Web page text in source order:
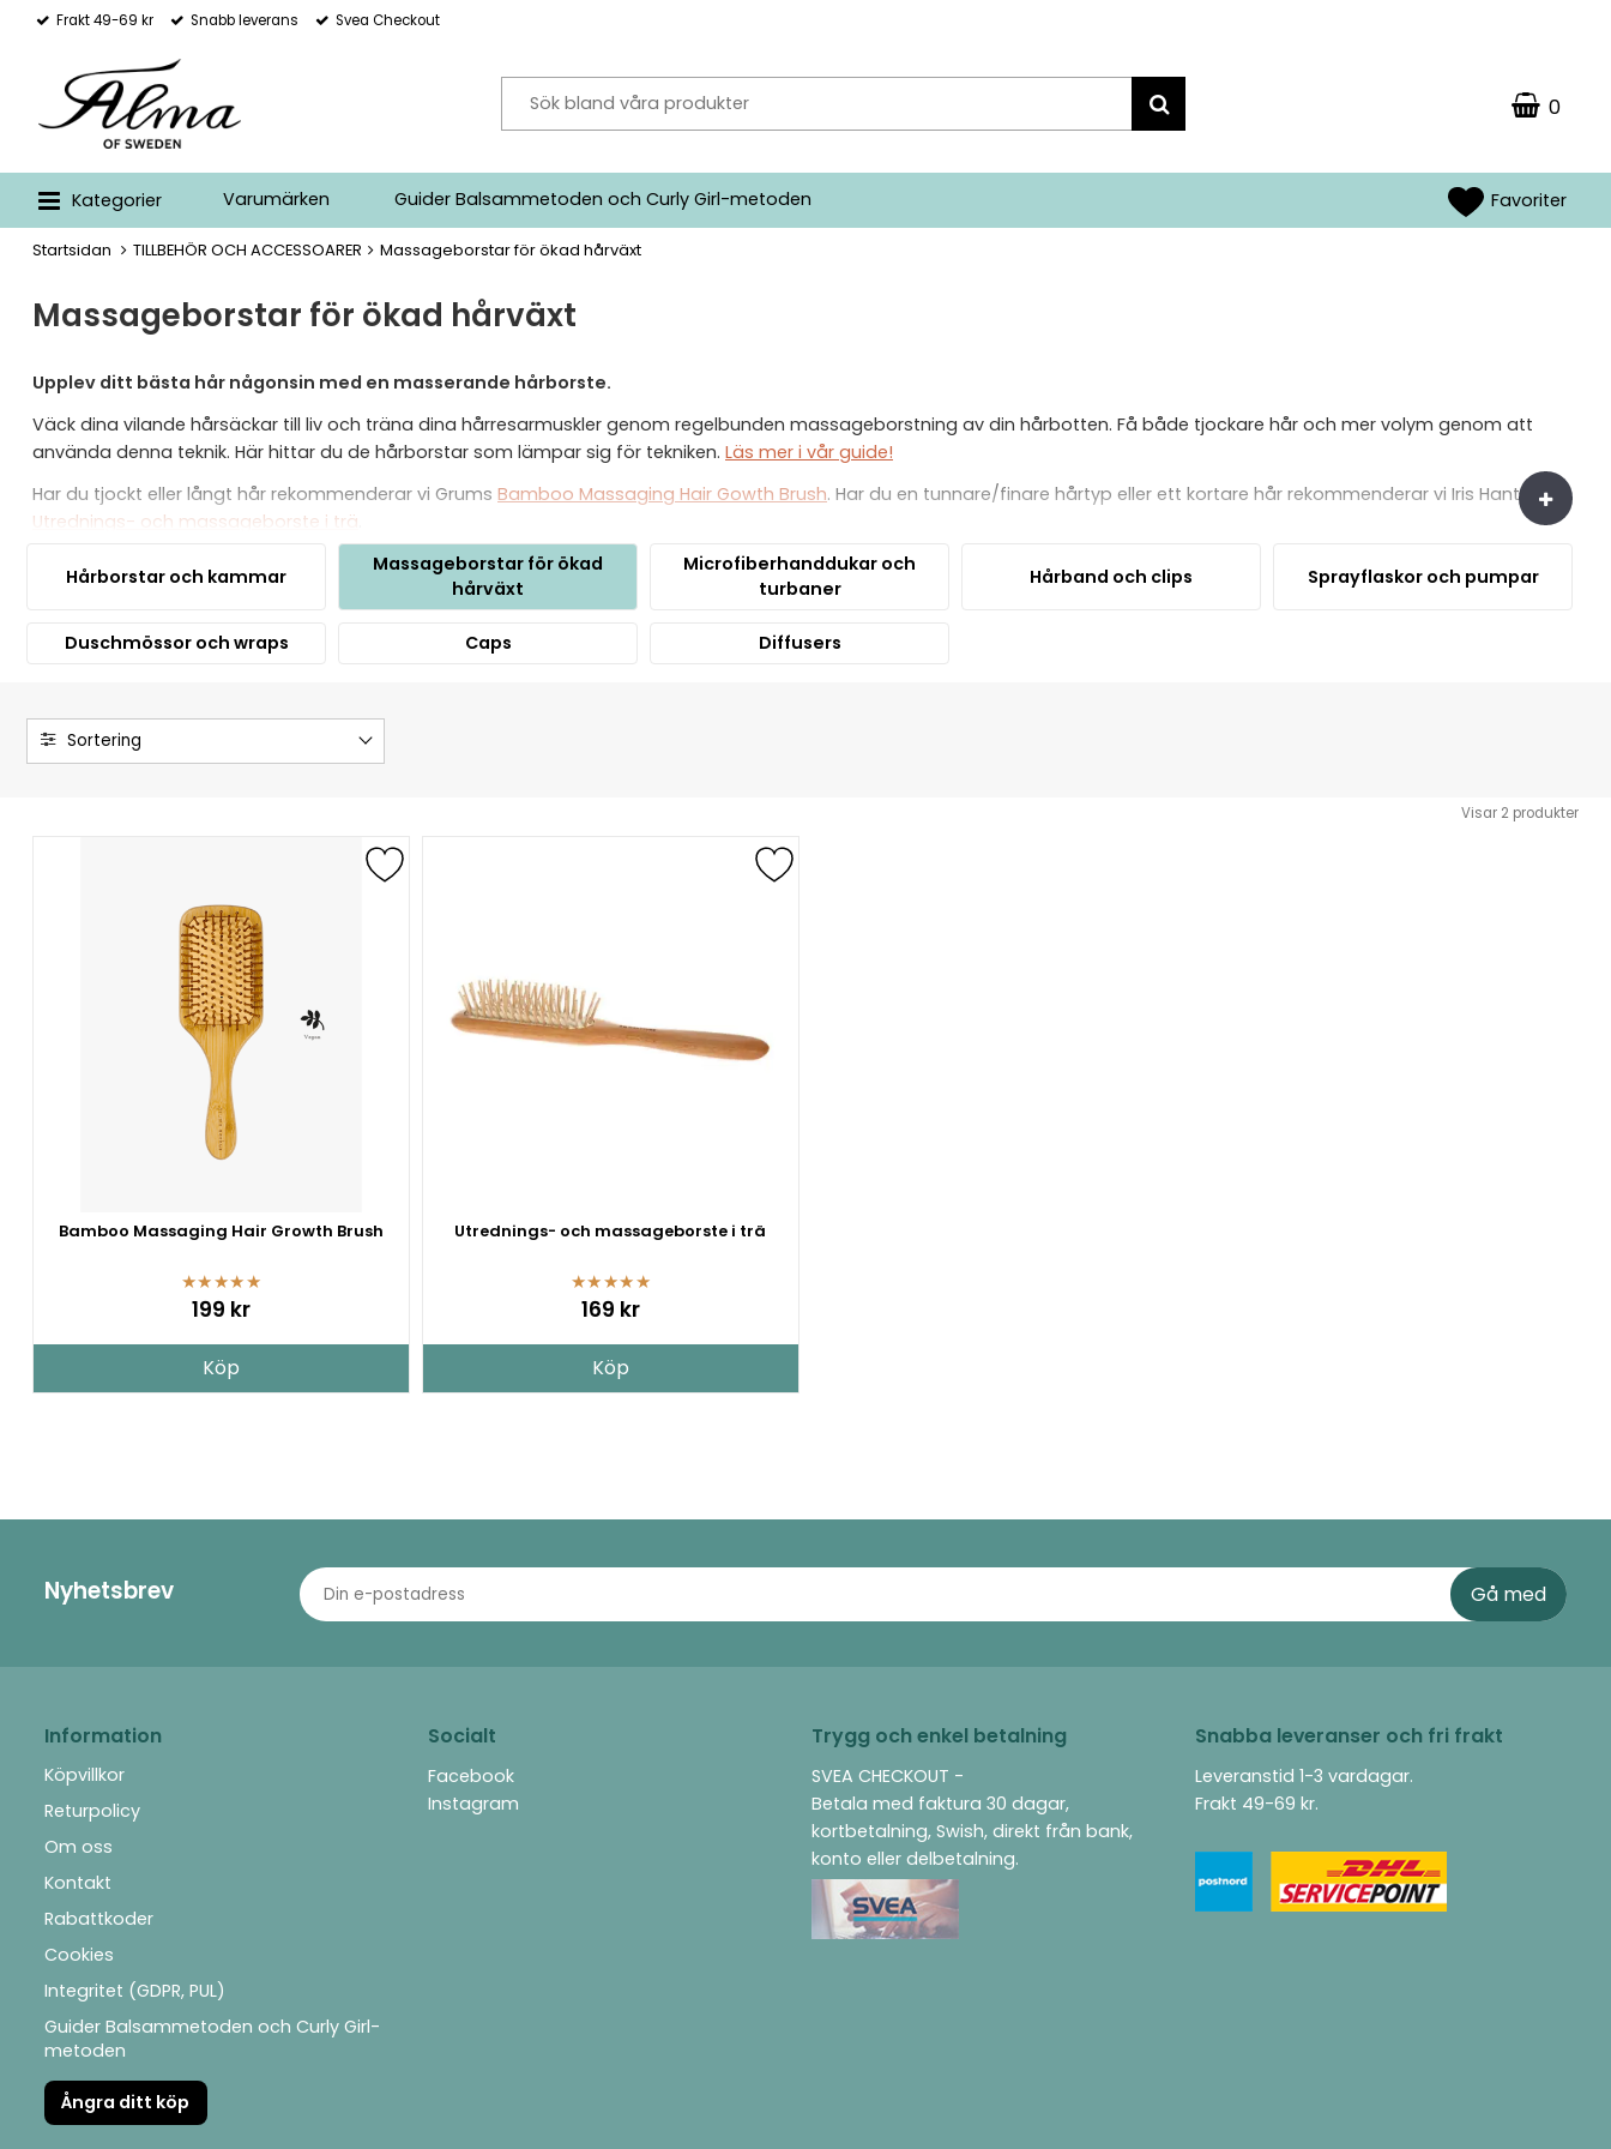
Frakt 49-69 kr Snabb leverans Svea Checkout
0
Favoriter
Kategorier Varumärken Guider Balsammetoden och Curly Girl-metoden
Startsidan TILLBEHÖR OCH ACCESSOARER Massageborstar för ökad hårväxt
Massageborstar för ökad hårväxt
Upplev ditt bästa hår någonsin med en masserande hårborste.
Väck dina vilande hårsäckar till liv och träna dina hårresarmuskler genom regelbunden massageborstning av din hårbotten. Få både tjockare hår och mer volym genom att
använda denna teknik. Här hittar du de hårborstar som lämpar sig för tekniken. Läs mer i vår guide!
Har du tjockt eller långt hår rekommenderar vi Grums Bamboo Massaging Hair Gowth Brush. Har du en tunnare/finare hårtyp eller ett kortare hår rekommenderar vi Iris Hantverks
Utrednings- och massageborste i trä
Hårborstar och kammar
Massageborstar för ökad
hårväxt
Microfiberhanddukar och
turbaner
Hårband och clips Sprayflaskor och pumpar
Duschmössor och wraps Caps Diffusers
Visar 2 produkter
Bamboo Massaging Hair Growth Brush
★★★★★
199 kr
Köp
Utrednings- och massageborste i trä
★★★★★
169 kr
Köp
Nyhetsbrev
Information
Köpvillkor
Returpolicy
Om oss
Kontakt
Rabattkoder
Cookies
Integritet (GDPR, PUL)
Guider Balsammetoden och Curly Girl-
metoden
Ångra ditt köp
Socialt
Facebook
Instagram
Trygg och enkel betalning
SVEA CHECKOUT -
Betala med faktura 30 dagar,
kortbetalning, Swish, direkt från bank,
konto eller delbetalning.
Snabba leveranser och fri frakt
Leveranstid 1-3 vardagar.
Frakt 49-69 kr.